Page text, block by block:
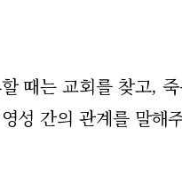
때는 교회를 찾고,
성 간의 관계를 말해